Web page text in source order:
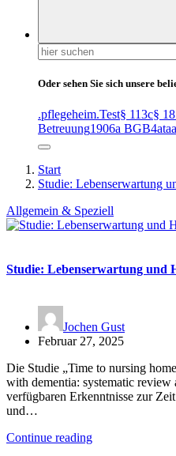
Suchen
nach:
Oder sehen Sie sich unsere
.pflegeheim.Test§ 113c§
Betreuung1906a BGB4at
Start
Studie: Lebenserwartung
Allgemein & Speziell
Studie: Lebenserwartung und
Jochen Gust
Februar 27, 2025
Die Studie „Time to nursing
with dementia: systematic review
verfügbaren Erkenntnisse zur
und…
Continue reading